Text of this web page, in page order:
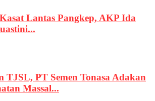
Lantas Pangkep, AKP Ida
TJSL, PT Semen Tonasa Adakan
Massal...